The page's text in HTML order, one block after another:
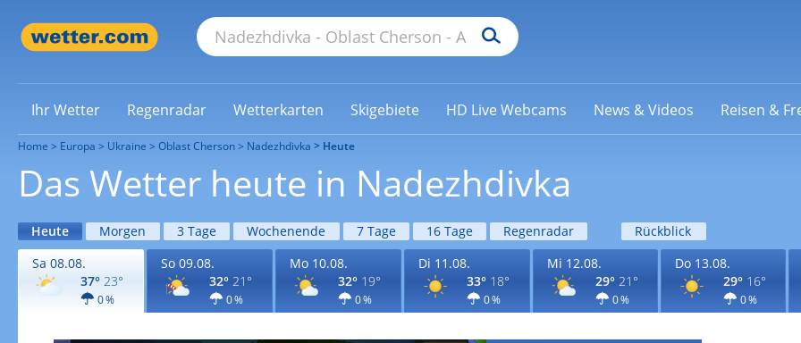
Ihr Wetter Regenradar Wetterkarten Skigebiete HD Live Webcams News & Videos Reisen &
Home Europa Ukraine Oblast Cherson Nadezhdivka Heute
Das Wetter heute in Nadezhdivka
Heute Morgen 3 Tage Wochenende 7 Tage 16 Tage Regenradar
Rückblick
Sa 08.08.
37° 23°
0 %
So 09.08.
32° 21°
0 %
Mo 10.08.
32° 19°
0 %
Di 11.08.
33° 18°
0 %
Mi 12.08.
29° 21°
0 %
Do 13.08.
29° 16°
0 %